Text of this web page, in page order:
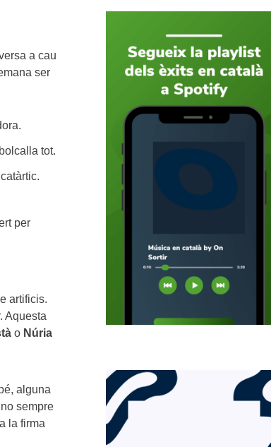
a cau
ser
tot.
per
artificis.
Aquesta
o Núria
alguna
sempre
la firma